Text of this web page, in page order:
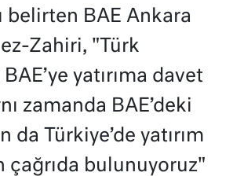
belirten BAE Ankara
Zahiri, "Türk
BAE’ye yatırıma davet
zamanda BAE’deki
da Türkiye’de yatırım
çağrıda bulunuyoruz"